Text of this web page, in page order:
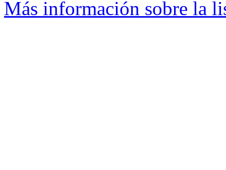
Más información sobre la